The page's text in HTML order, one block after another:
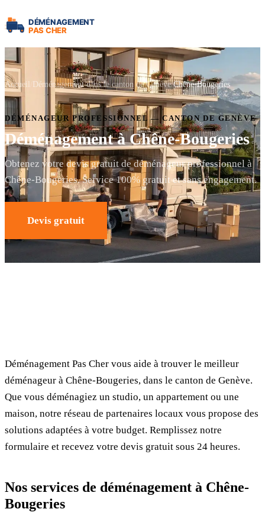
Accueil Déménagement dans le canton de Genève Chêne-Bougeries
DÉMÉNAGEUR PROFESSIONNEL — CANTON DE GENÈVE
Déménagement à Chêne-Bougeries
Obtenez votre devis gratuit de déménageur professionnel à
Chêne-Bougeries. Service 100% gratuit et sans engagement.
Devis gratuit
Déménagement Pas Cher vous aide à trouver le meilleur
déménageur à Chêne-Bougeries, dans le canton de Genève.
Que vous déménagiez un studio, un appartement ou une
maison, notre réseau de partenaires locaux vous propose des
solutions adaptées à votre budget. Remplissez notre
formulaire et recevez votre devis gratuit sous 24 heures.
Nos services de déménagement à Chêne-
Bougeries